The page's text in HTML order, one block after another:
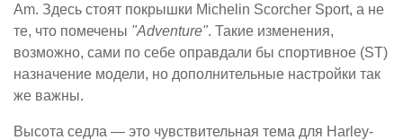
Am. Здесь стоят покрышки Michelin Scorcher Sport, а не
те, что помечены "Adventure". Такие изменения,
возможно, сами по себе оправдали бы спортивное (ST)
назначение модели, но дополнительные настройки так
же важны.
Высота седла — это чувствительная тема для Harley-